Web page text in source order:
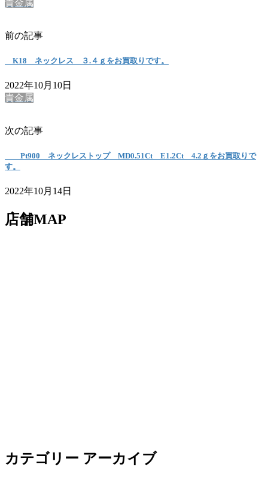
貴金属
前の記事
K18 ネックレス ３.４ｇをお買取りです。
2022年10月10日
貴金属
次の記事
Pt900 ネックレストップ MD0.51Ct E1.2Ct 4.2ｇをお買取りで
す。
2022年10月14日
店舗MAP
カテゴリー アーカイブ